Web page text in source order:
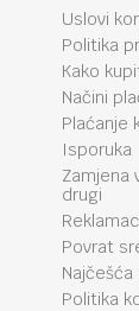
Uslovi
Politika
Kako
Načini
Plaćanje
Isporuka
Zamjena
drugi
Povrat
Politika